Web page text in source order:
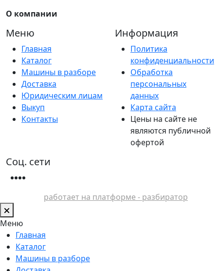
О компании
Меню
Главная
Каталог
Машины в разборе
Доставка
Юридическим лицам
Выкуп
Контакты
Информация
Политика
конфиденциальности
Обработка
персональных
данных
Карта сайта
Цены на сайте не
являются публичной
офертой
Соц. сети
работает на платформе - разбиратор
Меню
Главная
Каталог
Машины в разборе